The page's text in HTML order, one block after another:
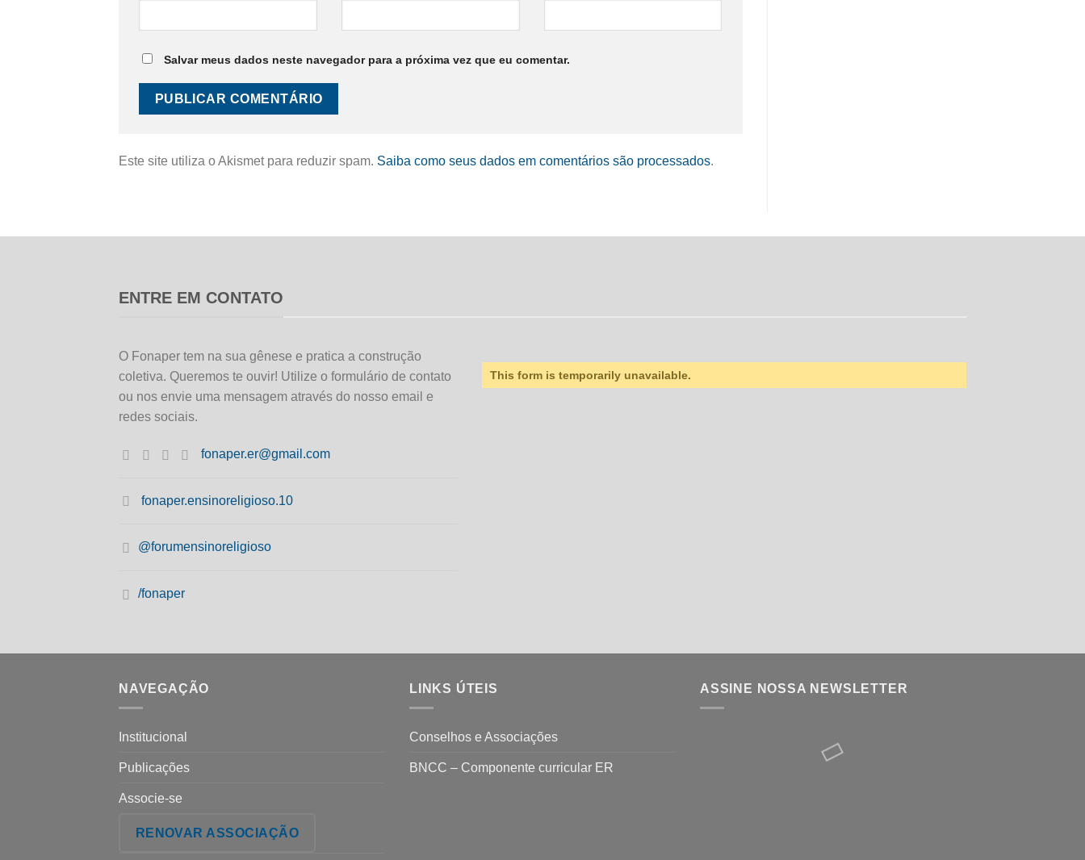
Salvar meus dados neste navegador para a próxima vez que eu comentar.
Este site utiliza o Akismet para reduzir spam. Saiba como seus dados em comentários são processados.
ENTRE EM CONTATO
O Fonaper tem na sua gênese e pratica a construção
coletiva. Queremos te ouvir! Utilize o formulário de contato
ou nos envie uma mensagem através do nosso email e
redes sociais.
fonaper.er@gmail.com
fonaper.ensinoreligioso.10
@forumensinoreligioso
/fonaper
This form is temporarily unavailable.
NAVEGAÇÃO
Institucional
Publicações
Associe-se
RENOVAR ASSOCIAÇÃO
LINKS ÚTEIS
Conselhos e Associações
BNCC – Componente curricular ER
ASSINE NOSSA NEWSLETTER